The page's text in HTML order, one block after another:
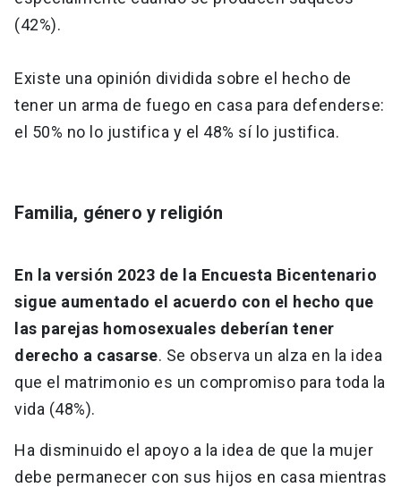
(42%).
Existe una opinión dividida sobre el hecho de
tener un arma de fuego en casa para defenderse:
el 50% no lo justifica y el 48% sí lo justifica.
Familia, género y religión
En la versión 2023 de la Encuesta Bicentenario
sigue aumentado el acuerdo con el hecho que
las parejas homosexuales deberían tener
derecho a casarse. Se observa un alza en la idea
que el matrimonio es un compromiso para toda la
vida (48%).
Ha disminuido el apoyo a la idea de que la mujer
debe permanecer con sus hijos en casa mientras